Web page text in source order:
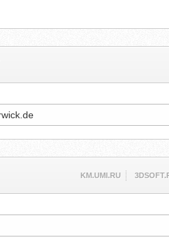
KM.UMI.RU